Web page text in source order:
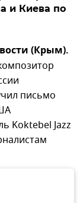
и Киева по
(Крым).
письмо
Koktebel Jazz